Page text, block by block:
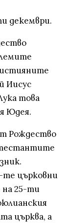
декември.
Иисус
това
Юдея.
Рождество
те църковни
на 25-ти
църква, а